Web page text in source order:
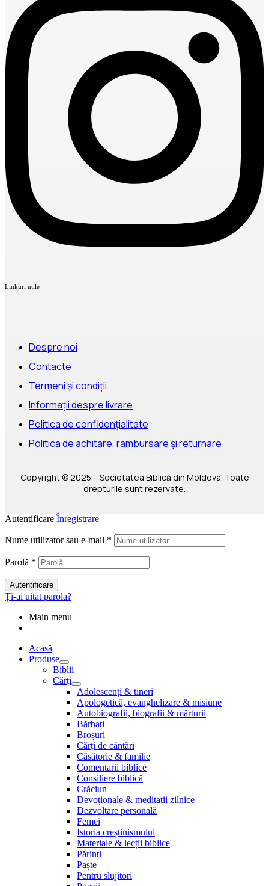
Linkuri utile
Despre noi
Contacte
Termeni și condiții
Informații despre livrare
Politica de confidențialitate
Politica de achitare, rambursare și returnare
Copyright © 2025 – Societatea Biblică din Moldova. Toate
drepturile sunt rezervate.
Autentificare Înregistrare
Nume utilizator sau e-mail *
Parolă *
Autentificare
Ți-ai uitat parola?
Main menu
Acasă
Produse
Biblii
Cărți
Adolescenți & tineri
Apologetică, evanghelizare & misiune
Autobiografii, biografii & mărturii
Bărbați
Broșuri
Cărți de cântări
Căsătorie & familie
Comentarii biblice
Consiliere biblică
Crăciun
Devoționale & meditații zilnice
Dezvoltare personală
Femei
Istoria creștinismului
Materiale & lecții biblice
Părinți
Paște
Pentru slujitori